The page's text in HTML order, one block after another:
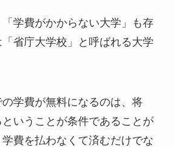
学費がかからない大学」も存
省庁大学校」と呼ばれる大学
の学費が無料になるのは、将
いうことが条件であることが
費を払わなくて済むだけでな